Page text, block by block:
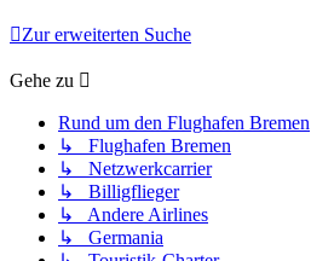
Zur erweiterten Suche
Gehe zu
Rund um den Flughafen Bremen
↳ Flughafen Bremen
↳ Netzwerkcarrier
↳ Billigflieger
↳ Andere Airlines
↳ Germania